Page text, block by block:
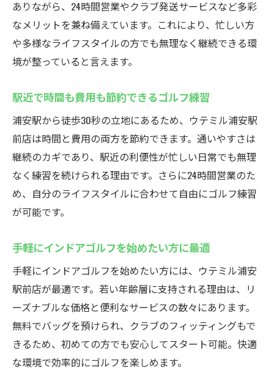
ありながら、24時間営業やクラブ発送サービスなど多彩
なメリットを兼ね備えています。これにより、忙しい方
や多様なライフスタイルの方でも無理なく継続できる環
境が整っていると言えます。
駅近で時間も費用も節約できるゴルフ練習
浦安駅から徒歩30秒の立地にあるため、ウテミル浦安駅
前店は時間と費用の両方を節約できます。通いやすさは
継続のカギであり、駅近の利便性が忙しい日常でも無理
なく練習を続けられる理由です。さらに24時間営業のた
め、自分のライフスタイルに合わせて自由にゴルフ練習
が可能です。
手軽にインドアゴルフを始めたい方に最適
手軽にインドアゴルフを始めたい方には、ウテミル浦安
駅前店が最適です。若い年齢層に支持される理由は、リ
ーズナブルな価格と便利なサービスの数々にあります。
無料でバッグを預けられ、クラブのフィッティングもで
きるため、初めての方でも安心してスタート可能。快適
な環境で効率的にゴルフを楽しめます。